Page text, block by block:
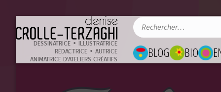
DESSINATRICE • ILLUSTRATRICE
RÉDACTRICE • AUTRICE
ANIMATRICE D'ATELIERS CRÉATIFS
BLOG BIO